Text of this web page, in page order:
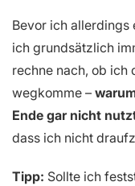
Bevor ich allerdings
ich grundsätzlich
rechne nach, ob ich
wegkomme –
Ende gar nicht
dass ich nicht
Tipp: Sollte ich